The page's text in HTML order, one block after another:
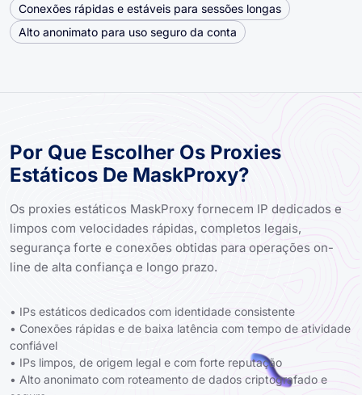
Conexões rápidas e estáveis ​​para sessões longas
Alto anonimato para uso seguro da conta
Por Que Escolher Os Proxies
Estáticos De MaskProxy?
Os proxies estáticos MaskProxy fornecem IP dedicados e
limpos com velocidades rápidas, completos legais,
segurança forte e conexões obtidas para operações on-
line de alta confiança e longo prazo.
• IPs estáticos dedicados com identidade consistente
• Conexões rápidas e de baixa latência com tempo de atividade
confiável
• IPs limpos, de origem legal e com forte reputação
• Alto anonimato com roteamento de dados criptografado e